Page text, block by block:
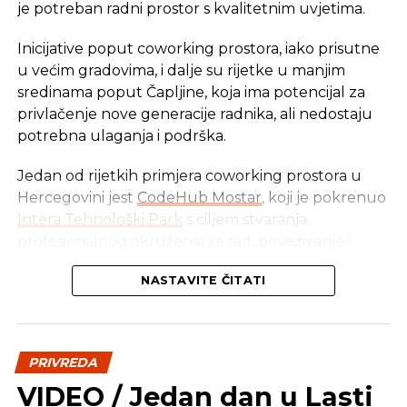
to utiču i higijena muže i skladištenja mlijeka, kao i
REKLAMA
„Porastu proizvodnje mlijeka i njegovom kvalitetu
Ministarstva za poljoprivredu, šumarstvo i
vodoprivredu Srpske i opštinska poljoprivredna
Preuzeto: Nezavisne novine
je potreban radni prostor s kvalitetnim uvjetima.
Inicijative poput coworking prostora, iako prisutne
u većim gradovima, i dalje su rijetke u manjim
sredinama poput Čapljine, koja ima potencijal za
privlačenje nove generacije radnika, ali nedostaju
potrebna ulaganja i podrška.
Jedan od rijetkih primjera coworking prostora u
Hercegovini jest CodeHub Mostar, koji je pokrenuo
Intera Tehnološki Park s ciljem stvaranja
usavršavanje.
privlačnim za freelance stručnjake, poduzetnike te
moderan radni prostor mora imati – brz internet,
kvalitetne radne stolove, ugodnu radnu atmosferu
NASTAVITE ČITATI
PRIVREDA
VIDEO / Jedan dan u Lasti